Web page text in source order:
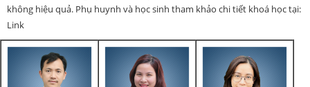
không hiệu quả. Phụ huynh và học sinh tham khảo chi tiết khoá học tại:
Link